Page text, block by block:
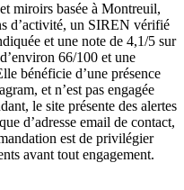
miroirs basée à Montreuil,
d’activité, un SIREN vérifié
et une note de 4,1/5 sur
66/100 et une
bénéficie d’une présence
et n’est pas engagée
le site présente des alertes
d’adresse email de contact,
est de privilégier
avant tout engagement.